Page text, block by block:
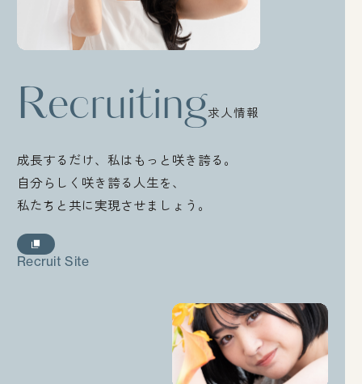
求人情報
Recruiting
成長するだけ、私はもっと咲き誇る。
自分らしく咲き誇る人生を、
私たちと共に実現させましょう。
Recruit Site